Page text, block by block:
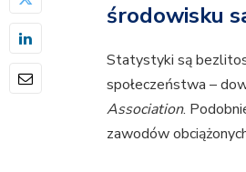
środowisku
Statystyki są
społeczeństwa –
Association.
zawodów